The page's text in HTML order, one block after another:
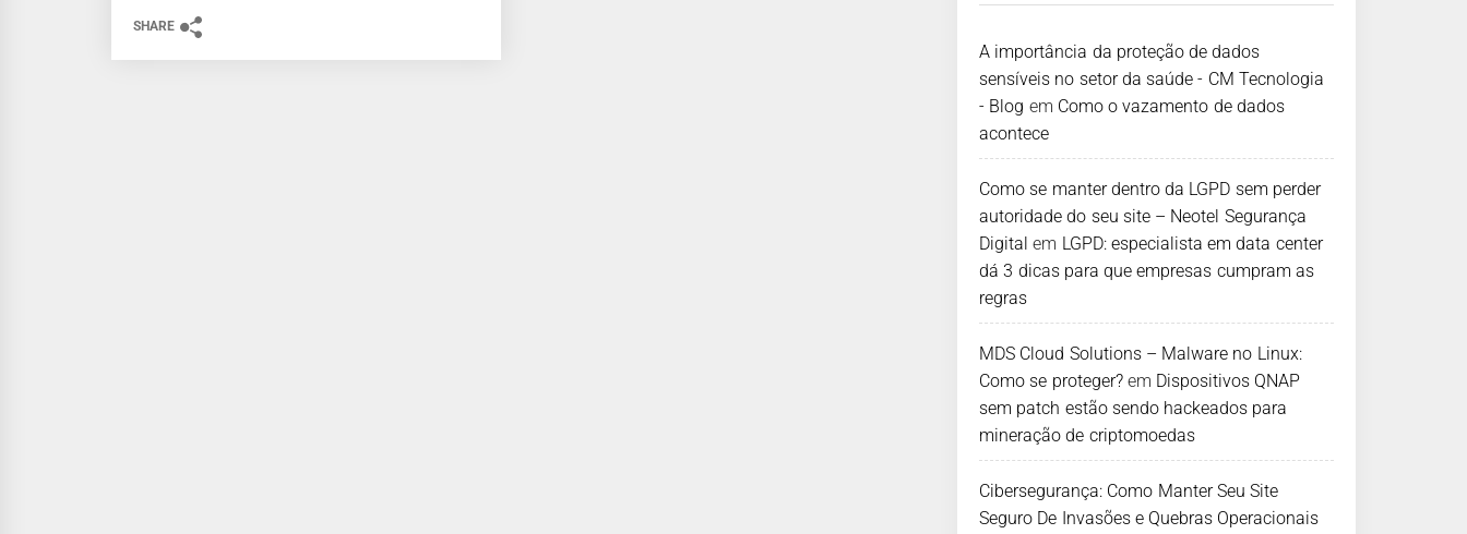
SHARE
A importância da proteção de dados
sensíveis no setor da saúde - CM Tecnologia
- Blog em Como o vazamento de dados
acontece
Como se manter dentro da LGPD sem perder
autoridade do seu site – Neotel Segurança
Digital em LGPD: especialista em data center
dá 3 dicas para que empresas cumpram as
regras
MDS Cloud Solutions – Malware no Linux:
Como se proteger?em Dispositivos QNAP
sem patch estão sendo hackeados para
mineração de criptomoedas
Cibersegurança: Como Manter Seu Site
Seguro De Invasões e Quebras Operacionais